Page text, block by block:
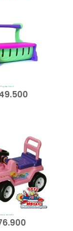
Pupitre 3 en 1
Jeep sencillo